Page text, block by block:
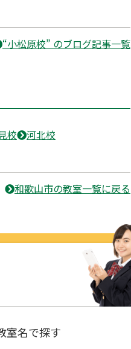
“小松原校” のブログ記事一覧
校
河北校
和歌山市の教室一覧に戻る
室名で探す